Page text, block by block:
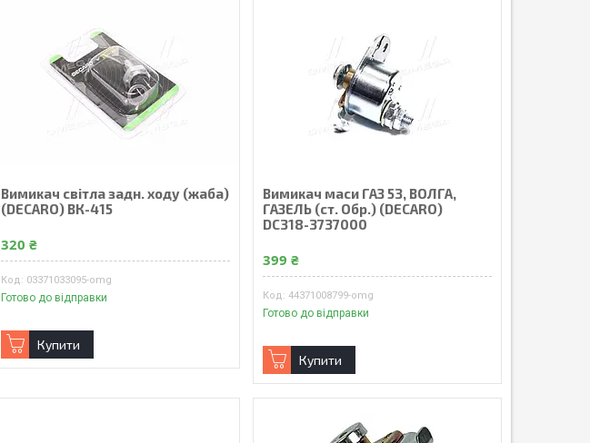
Вимикач світла задн. ходу (жаба)
(DECARO) ВК-415
320 ₴
03371033095-omg
Готово до відправки
Купити
Вимикач маси ГАЗ 53, ВОЛГА,
ГАЗЕЛЬ (ст. Обр.) (DECARO)
DC318-3737000
399 ₴
44371008799-omg
Готово до відправки
Купити